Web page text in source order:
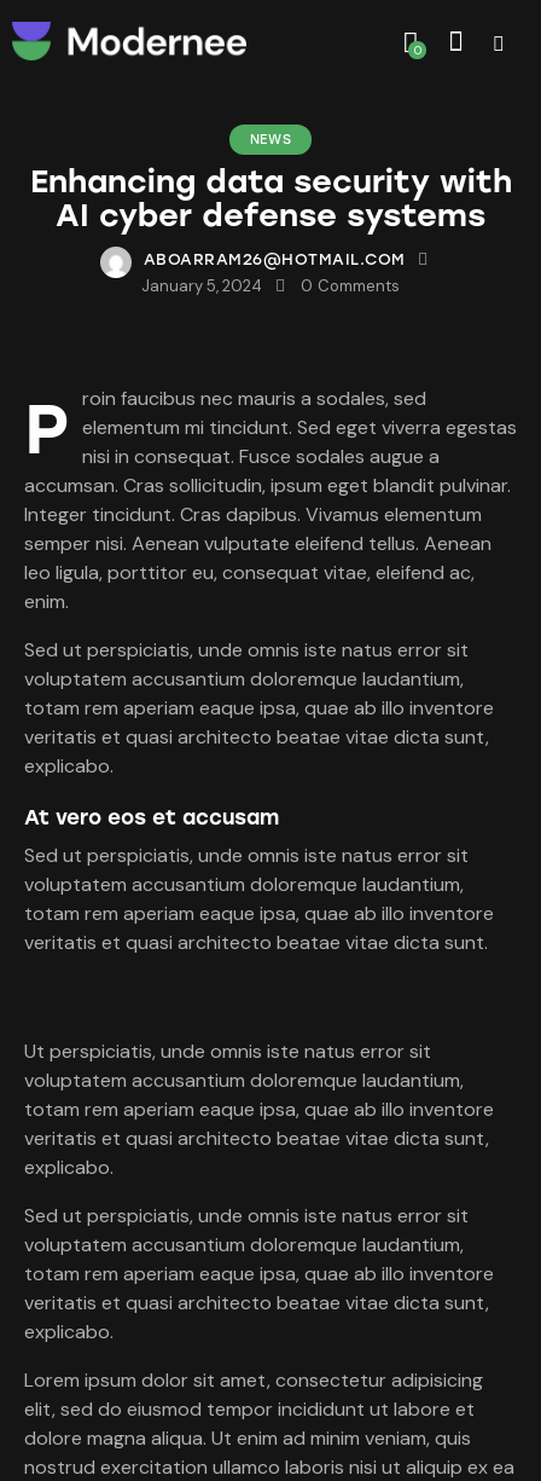
0
NEWS
Enhancing data security with
AI cyber defense systems
ABOARRAM26@HOTMAIL.COM
January 5, 2024 0 Comments
Proin faucibus nec mauris a sodales, sed elementum mi tincidunt. Sed eget viverra egestas
nisi in consequat. Fusce sodales augue a
accumsan. Cras sollicitudin, ipsum eget blandit pulvinar.
Integer tincidunt. Cras dapibus. Vivamus elementum
semper nisi. Aenean vulputate eleifend tellus. Aenean
leo ligula, porttitor eu, consequat vitae, eleifend ac,
enim.
Sed ut perspiciatis, unde omnis iste natus error sit
voluptatem accusantium doloremque laudantium,
totam rem aperiam eaque ipsa, quae ab illo inventore
veritatis et quasi architecto beatae vitae dicta sunt,
explicabo.
At vero eos et accusam
Sed ut perspiciatis, unde omnis iste natus error sit
voluptatem accusantium doloremque laudantium,
totam rem aperiam eaque ipsa, quae ab illo inventore
veritatis et quasi architecto beatae vitae dicta sunt.
Ut perspiciatis, unde omnis iste natus error sit
voluptatem accusantium doloremque laudantium,
totam rem aperiam eaque ipsa, quae ab illo inventore
veritatis et quasi architecto beatae vitae dicta sunt,
explicabo.
Sed ut perspiciatis, unde omnis iste natus error sit
voluptatem accusantium doloremque laudantium,
totam rem aperiam eaque ipsa, quae ab illo inventore
veritatis et quasi architecto beatae vitae dicta sunt,
explicabo.
Lorem ipsum dolor sit amet, consectetur adipisicing
elit, sed do eiusmod tempor incididunt ut labore et
dolore magna aliqua. Ut enim ad minim veniam, quis
nostrud exercitation ullamco laboris nisi ut aliquip ex ea